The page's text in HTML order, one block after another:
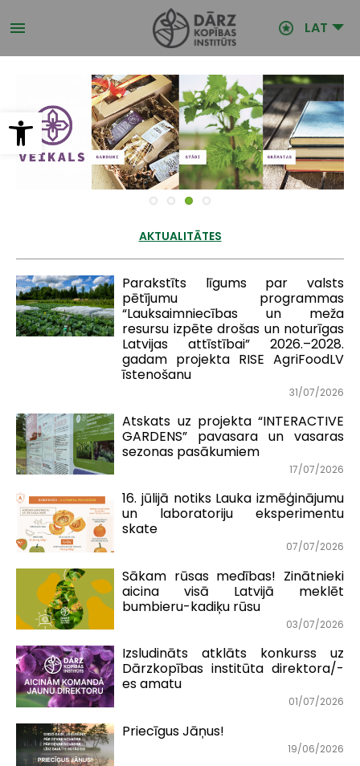
Open toolbar
uz
galveno LAT
AKTUALITĀTES
Parakstīts līgums par valsts
pētījumu programmas
“Lauksaimniecības un meža
resursu izpēte drošas un noturīgas
Latvijas attīstībai” 2026.–2028.
gadam projekta RISE AgriFoodLV
īstenošanu
31/07/2026
Atskats uz projekta “INTERACTIVE
GARDENS” pavasara un vasaras
sezonas pasākumiem
17/07/2026
16. jūlijā notiks Lauka izmēģinājumu
un laboratoriju eksperimentu
skate
07/07/2026
Sākam rūsas medības! Zinātnieki
aicina visā Latvijā meklēt
bumbieru-kadiķu rūsu
03/07/2026
Izsludināts atklāts konkurss uz
Dārzkopības institūta direktora/-
es amatu
01/07/2026
Priecīgus Jāņus!
19/06/2026